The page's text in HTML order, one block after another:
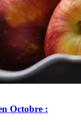
Octobre :